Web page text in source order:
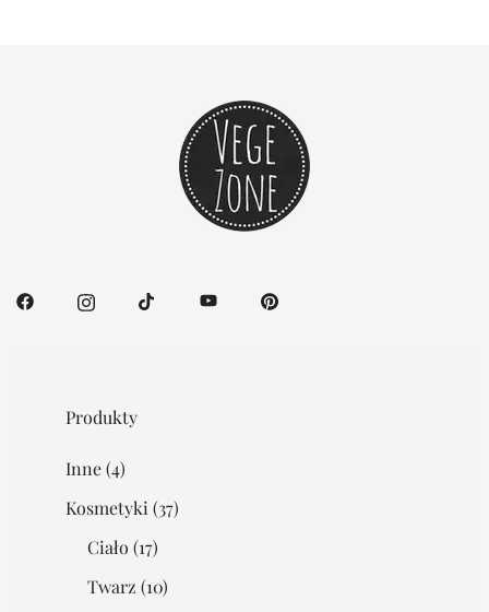
Produkty
Inne(4)
Kosmetyki (37)
Ciało (17)
Twarz (10)